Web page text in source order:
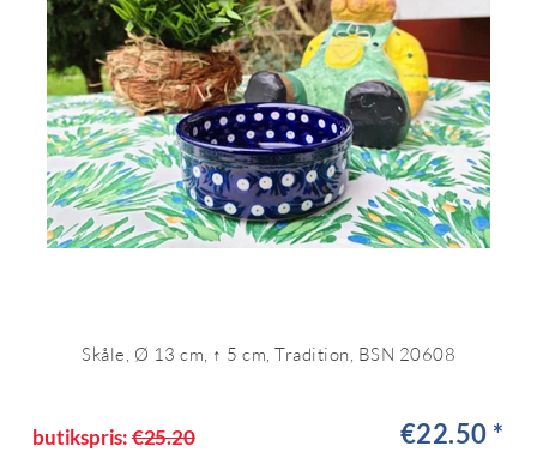
Skåle, Ø 13 cm, ↑ 5 cm, Tradition, BSN 20608
butikspris:€25.20 €22.50 *